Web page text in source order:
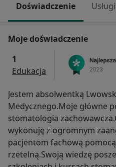
Doświadczenie
Moje doświadczenie
1
Edukacja
Jestem absolwentką
Medycznego.Moje główne
stomatologia
wykonuję z ogromnym
pacjentom fachową
rzetelną.Swoją wiedzę